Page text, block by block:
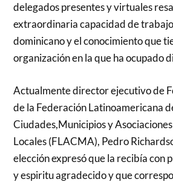
delegados presentes y virtuales
extraordinaria capacidad de
dominicano y el conocimiento que
organización en la que ha ocupado
Actualmente director ejecutivo de
de la Federación Latinoamericana
Ciudades,Municipios y
Locales (FLACMA), Pedro
elección expresó que la recibía con
y espiritu agradecido y que